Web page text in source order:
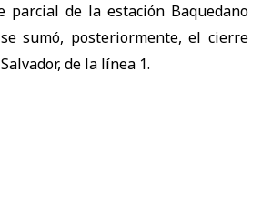
parcial de la estación Baquedano
sumó, posteriormente, el cierre
de la línea 1.